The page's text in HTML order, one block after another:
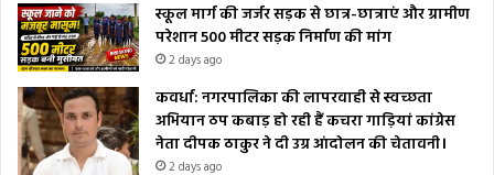
स्कूल मार्ग की जर्जर सड़क से छात्र-छात्राएं और ग्रामीण
परेशान 500 मीटर सड़क निर्माण की मांग
2 days ago
कवर्धा: नगरपालिका की लापरवाही से स्वच्छता
अभियान ठप कबाड़ हो रही हैं कचरा गाड़ियां कांग्रेस
नेता दीपक ठाकुर ने दी उग्र आंदोलन की चेतावनी।
2 days ago